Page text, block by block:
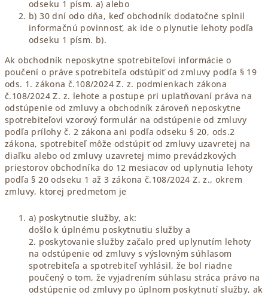
odseku 1 písm. a) alebo
b) 30 dní odo dňa, keď obchodník dodatočne splnil
informačnú povinnosť, ak ide o plynutie lehoty podľa
odseku 1 písm. b).
Ak obchodník neposkytne spotrebiteľovi informácie o
poučení o práve spotrebiteľa odstúpiť od zmluvy podľa § 19
ods. 1. zákona č.108/2024 Z. z. podmienkach zákona
č.108/2024 Z. z. lehote a postupe pri uplatňovaní práva na
odstúpenie od zmluvy a obchodník zároveň neposkytne
spotrebiteľovi vzorový formulár na odstúpenie od zmluvy
podľa prílohy č. 2 zákona ani podľa odseku § 20, ods.2
zákona, spotrebiteľ môže odstúpiť od zmluvy uzavretej na
diaľku alebo od zmluvy uzavretej mimo prevádzkových
priestorov obchodníka do 12 mesiacov od uplynutia lehoty
podľa § 20 odseku 1 až 3 zákona č.108/2024 Z. z., okrem
zmluvy, ktorej predmetom je
a) poskytnutie služby, ak:
došlo k úplnému poskytnutiu služby a
2. poskytovanie služby začalo pred uplynutím lehoty
na odstúpenie od zmluvy s výslovným súhlasom
spotrebiteľa a spotrebiteľ vyhlásil, že bol riadne
poučený o tom, že vyjadrením súhlasu stráca právo na
odstúpenie od zmluvy po úplnom poskytnutí služby, ak